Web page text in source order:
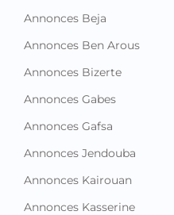
Annonces Beja
Annonces Ben Arous
Annonces Bizerte
Annonces Gabes
Annonces Gafsa
Annonces Jendouba
Annonces Kairouan
Annonces Kasserine